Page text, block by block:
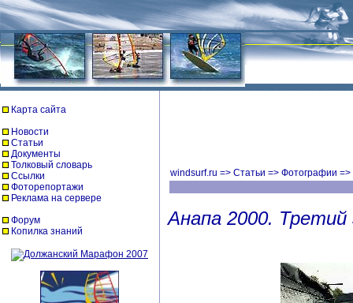
Карта сайта
Новости
Статьи
Документы
Толковый словарь
Ссылки
Фоторепортажи
Реклама на сервере
Форум
Копилка знаний
windsurf.ru => Статьи => Фотографии =>
Анапа 2000. Третий